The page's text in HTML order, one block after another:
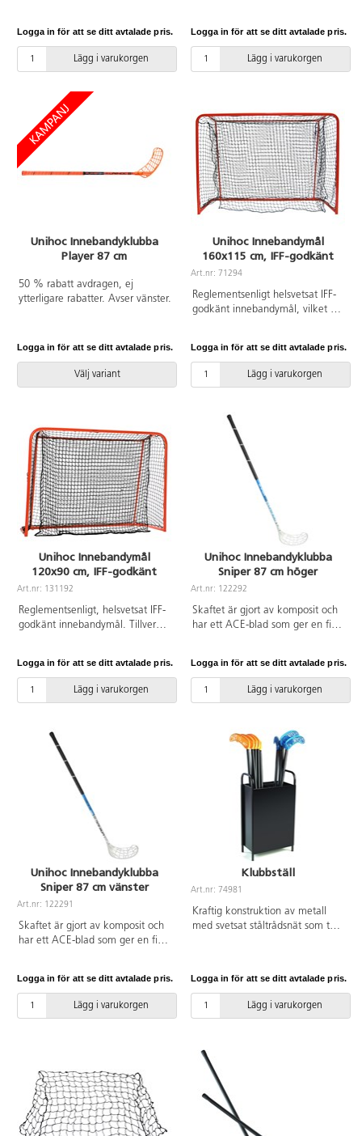
glasfiberskaft och modernt blad
av HDPE. Vikt: 265 gr.
Logga in för att se ditt avtalade pris.
Lägg i varukorgen
paket. Vikt: 7,5 kg .Gjord av stål
med PE-nät. Pulverlackerat.
Logga in för att se ditt avtalade pris.
Lägg i varukorgen
Unihoc Innebandyklubba
Player 87 cm
50 % rabatt avdragen, ej
ytterligare rabatter. Avser vänster.
Logga in för att se ditt avtalade pris.
Välj variant
Unihoc Innebandymål
160x115 cm, IFF-godkänt
Art.nr: 71294
Reglementsenligt helsvetsat IFF-
godkänt innebandymål, vilket gör
160x115 cm. Djup: 40/65 cm.
Nät samt droppnät ingår. Vikt:
Logga in för att se ditt avtalade pris.
Lägg i varukorgen
Unihoc Innebandymål
120x90 cm, IFF-godkänt
Art.nr: 131192
Reglementsenligt, helsvetsat IFF-
godkänt innebandymål. Tillverkat
nät. Vikt: 6 kg.
Logga in för att se ditt avtalade pris.
Lägg i varukorgen
Unihoc Innebandyklubba
Sniper 87 cm höger
Art.nr: 122292
Skaftet är gjort av komposit och
har ett ACE-blad som ger en fin
godkänd.
Logga in för att se ditt avtalade pris.
Lägg i varukorgen
Unihoc Innebandyklubba
Sniper 87 cm vänster
Art.nr: 122291
Skaftet är gjort av komposit och
har ett ACE-blad som ger en fin
godkänd.
Logga in för att se ditt avtalade pris.
Lägg i varukorgen
Klubbställ
Art.nr: 74981
Kraftig konstruktion av metall
med svetsat ståltrådsnät som tål
Logga in för att se ditt avtalade pris.
Lägg i varukorgen